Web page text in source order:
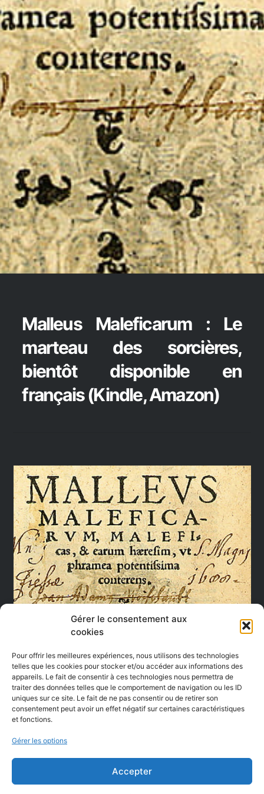
Gérer le consentement aux
cookies
Pour offrir les meilleures expériences, nous utilisons des technologies
telles que les cookies pour stocker et/ou accéder aux informations des
appareils. Le fait de consentir à ces technologies nous permettra de
traiter des données telles que le comportement de navigation ou les ID
uniques sur ce site. Le fait de ne pas consentir ou de retirer son
consentement peut avoir un effet négatif sur certaines caractéristiques
et fonctions.
Gérer les options
Accepter
Malleus Maleficarum : Le
marteau des sorcières,
bientôt disponible en
français (Kindle, Amazon)
Bientôt disponible dans notre boutique, sur Amazon et Kindle
:Malleus Maleficarum,le marteau des sorcières, traduit par
Étienne Lalancette, depuis la traduction anglophone officielle
de 1928. Plus de 375 pages. Disponible cet hiver sur Kindle
et Amazon.
ÉTIQUETTES :